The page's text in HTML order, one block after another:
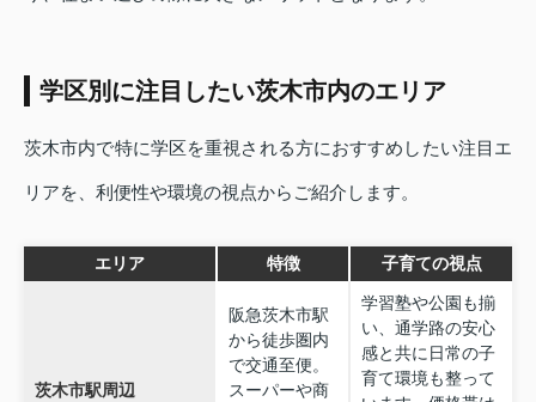
学区別に注目したい茨木市内のエリア
茨木市内で特に学区を重視される方におすすめしたい注目エ
リアを、利便性や環境の視点からご紹介します。
エリア 特徴 子育ての視点
茨木市駅周辺
阪急茨木市駅
から徒歩圏内
で交通至便。
スーパーや商
学習塾や公園も揃
い、通学路の安心
感と共に日常の子
育て環境も整って